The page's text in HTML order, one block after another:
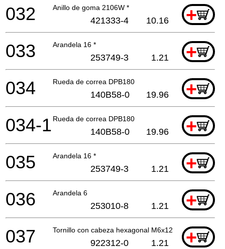
Anillo de goma 2106W * +
032 421333-4 10.16
Arandela 16 * +
033 253749-3 1.21
Rueda de correa DPB180 +
034 140B58-0 19.96
Rueda de correa DPB180 +
034-1 140B58-0 19.96
Arandela 16 * +
035 253749-3 1.21
Arandela 6 +
036 253010-8 1.21
Tornillo con cabeza hexagonal M6x12 +
037 922312-0 1.21